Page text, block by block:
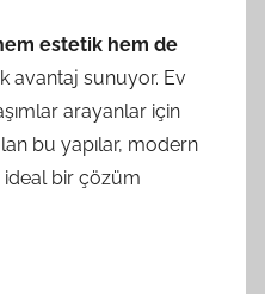
estetik hem de
avantaj sunuyor. Ev
arayanlar için
bu yapılar, modern
ideal bir çözüm